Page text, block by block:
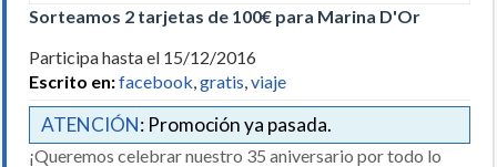
Sorteamos 2 tarjetas de 100€ para Marina D'Or
Participa hasta el 15/12/2016
Escrito en:facebook,gratis,viaje
ATENCIÓN: Promoción ya pasada.
¡Queremos celebrar nuestro 35 aniversario por todo lo